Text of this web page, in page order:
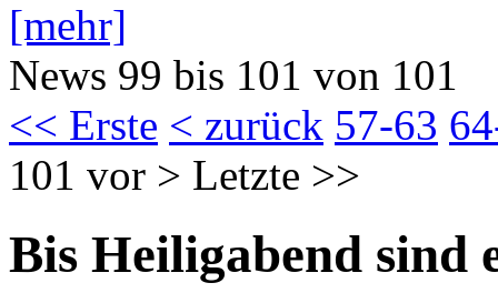
[mehr]
News 99 bis 101 von 101
<< Erste < zurück 57-63
101 vor > Letzte >>
Bis Heiligabend sind